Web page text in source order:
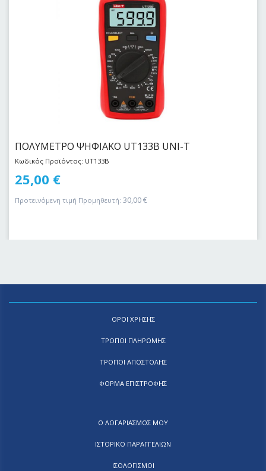
ΠΟΛΥΜΕΤΡΟ ΨΗΦΙΑΚΟ UT133Β UNI-T
Κωδικός Προϊόντος: UT133B
25,00 €
Προτεινόμενη τιμή Προμηθευτή: 30,00€
ΟΡΟΙ ΧΡΗΣΗΣ
ΤΡΟΠΟΙ ΠΛΗΡΩΜΗΣ
ΤΡΟΠΟΙ ΑΠΟΣΤΟΛΗΣ
ΦΟΡΜΑ ΕΠΙΣΤΡΟΦΗΣ
Ο ΛΟΓΑΡΙΑΣΜΟΣ ΜΟΥ
ΙΣΤΟΡΙΚΟ ΠΑΡΑΓΓΕΛΙΩΝ
ΙΣΟΛΟΓΙΣΜΟΙ